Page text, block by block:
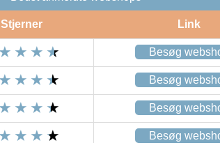
Stjerner Link
Besøg
Besøg
Besøg
Besøg